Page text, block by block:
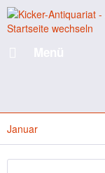
Januar